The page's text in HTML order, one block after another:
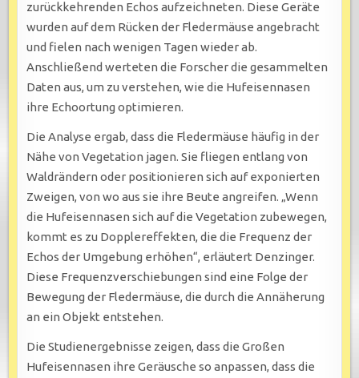
zurückkehrenden Echos aufzeichneten. Diese Geräte
wurden auf dem Rücken der Fledermäuse angebracht
und fielen nach wenigen Tagen wieder ab.
Anschließend werteten die Forscher die gesammelten
Daten aus, um zu verstehen, wie die Hufeisennasen
ihre Echoortung optimieren.
Die Analyse ergab, dass die Fledermäuse häufig in der
Nähe von Vegetation jagen. Sie fliegen entlang von
Waldrändern oder positionieren sich auf exponierten
Zweigen, von wo aus sie ihre Beute angreifen. „Wenn
die Hufeisennasen sich auf die Vegetation zubewegen,
kommt es zu Dopplereffekten, die die Frequenz der
Echos der Umgebung erhöhen“, erläutert Denzinger.
Diese Frequenzverschiebungen sind eine Folge der
Bewegung der Fledermäuse, die durch die Annäherung
an ein Objekt entstehen.
Die Studienergebnisse zeigen, dass die Großen
Hufeisennasen ihre Geräusche so anpassen, dass die